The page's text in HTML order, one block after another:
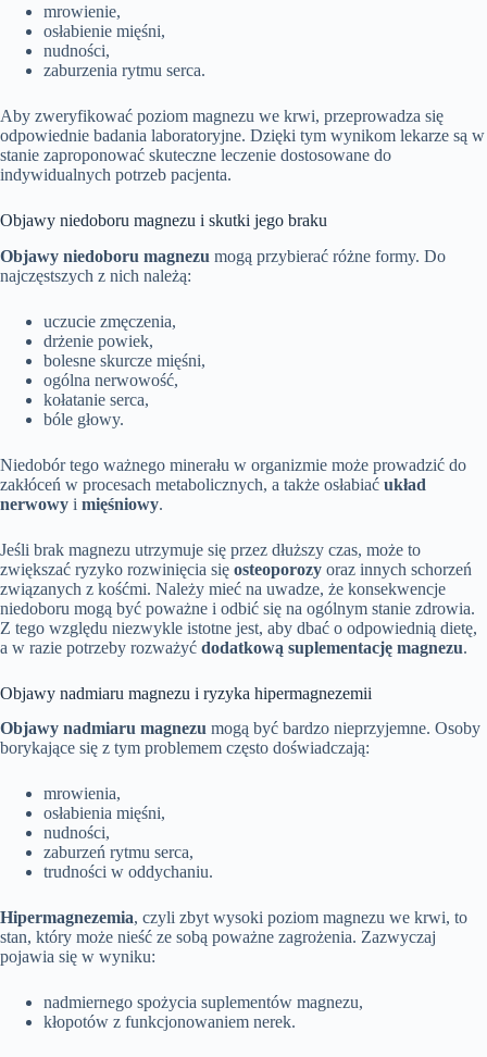
mrowienie,
osłabienie mięśni,
nudności,
zaburzenia rytmu serca.
Aby zweryfikować poziom magnezu we krwi, przeprowadza się
odpowiednie badania laboratoryjne. Dzięki tym wynikom lekarze są w
stanie zaproponować skuteczne leczenie dostosowane do
indywidualnych potrzeb pacjenta.
Objawy niedoboru magnezu i skutki jego braku
Objawy niedoboru magnezu mogą przybierać różne formy. Do
najczęstszych z nich należą:
uczucie zmęczenia,
drżenie powiek,
bolesne skurcze mięśni,
ogólna nerwowość,
kołatanie serca,
bóle głowy.
Niedobór tego ważnego minerału w organizmie może prowadzić do
zakłóceń w procesach metabolicznych, a także osłabiać układ
nerwowy i mięśniowy.
Jeśli brak magnezu utrzymuje się przez dłuższy czas, może to
zwiększać ryzyko rozwinięcia się osteoporozy oraz innych schorzeń
związanych z kośćmi. Należy mieć na uwadze, że konsekwencje
niedoboru mogą być poważne i odbić się na ogólnym stanie zdrowia.
Z tego względu niezwykle istotne jest, aby dbać o odpowiednią dietę,
a w razie potrzeby rozważyć dodatkową suplementację magnezu.
Objawy nadmiaru magnezu i ryzyka hipermagnezemii
Objawy nadmiaru magnezu mogą być bardzo nieprzyjemne. Osoby
borykające się z tym problemem często doświadczają:
mrowienia,
osłabienia mięśni,
nudności,
zaburzeń rytmu serca,
trudności w oddychaniu.
Hipermagnezemia, czyli zbyt wysoki poziom magnezu we krwi, to
stan, który może nieść ze sobą poważne zagrożenia. Zazwyczaj
pojawia się w wyniku:
nadmiernego spożycia suplementów magnezu,
kłopotów z funkcjonowaniem nerek.